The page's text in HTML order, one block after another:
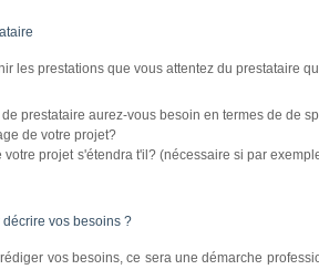
les prestations que vous attentez du prestataire
prestataire aurez-vous besoin en termes de de
de votre projet?
projet s'étendra t'il? (nécessaire si par
vos besoins ?
vos besoins, ce sera une démarche